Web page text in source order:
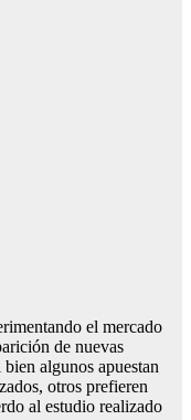
el mercado
de nuevas
algunos apuestan
otros prefieren
al estudio realizado